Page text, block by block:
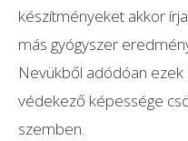
készítményeket akkor
más gyógyszer
Nevükből adódóan
védekező képessége
szemben.